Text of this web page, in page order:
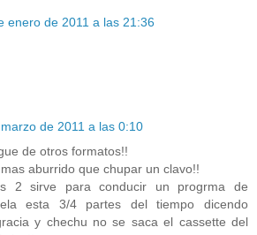
enero de 2011 a las 21:36
de 2011 a las 0:10
de otros formatos!!
aburrido que chupar un clavo!!
2 sirve para conducir un progrma de
esta 3/4 partes del tiempo dicendo
y chechu no se saca el cassette del